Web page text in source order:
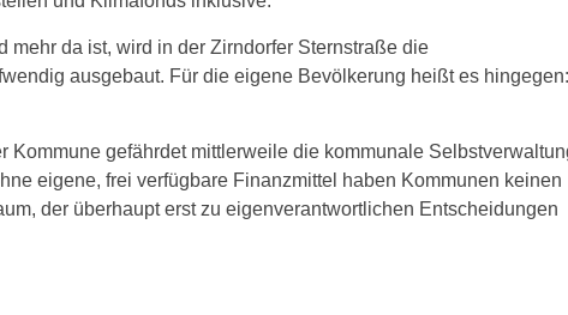
mehr da ist, wird in der Zirndorfer Sternstraße die
ausgebaut. Für die eigene Bevölkerung heißt es hingegen:
Kommune gefährdet mittlerweile die kommunale
eigene, frei verfügbare Finanzmittel haben Kommunen keinen
der überhaupt erst zu eigenverantwortlichen Entscheidungen